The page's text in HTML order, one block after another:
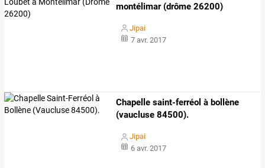
montélimar (drôme 26200)
Jipai
7 avr. 2017
Chapelle saint-ferréol à bollène
(vaucluse 84500).
Jipai
6 avr. 2017